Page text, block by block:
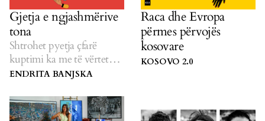
Gjetja e ngjashmërive
tona
Shtrohet pyetja çfarë
kuptimi ka me të vërtetë
toleranca.
ENDRITA BANJSKA
Raca dhe Evropa
përmes përvojës
kosovare
KOSOVO 2.0